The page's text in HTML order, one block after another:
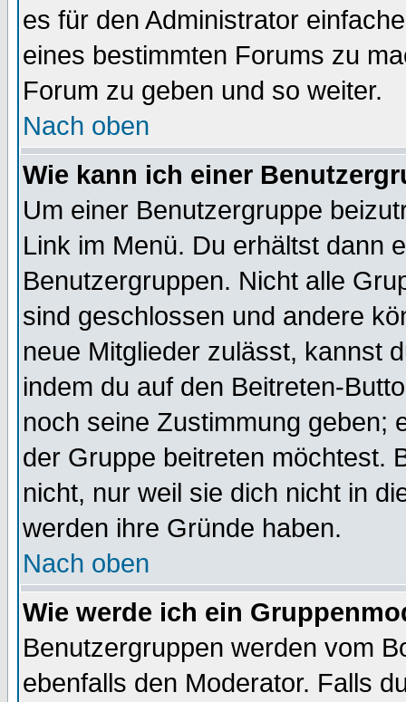
es für den Administrator
eines bestimmten Forums zu
Forum zu geben und so weiter.
Nach oben
Wie kann ich einer
Um einer Benutzergruppe
Link im Menü. Du erhältst dann
Benutzergruppen. Nicht alle
sind geschlossen und andere
neue Mitglieder zulässt, kannst
indem du auf den Beitreten-
noch seine Zustimmung geben;
der Gruppe beitreten möchtest.
nicht, nur weil sie dich nicht in
werden ihre Gründe haben.
Nach oben
Wie werde ich ein
Benutzergruppen werden vom
ebenfalls den Moderator. Falls